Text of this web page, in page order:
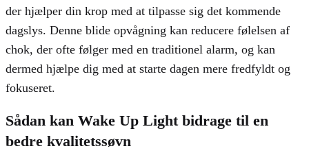
der hjælper din krop med at tilpasse sig det kommende
dagslys. Denne blide opvågning kan reducere følelsen af
chok, der ofte følger med en traditionel alarm, og kan
dermed hjælpe dig med at starte dagen mere fredfyldt og
fokuseret.
Sådan kan Wake Up Light bidrage til en
bedre kvalitetssøvn